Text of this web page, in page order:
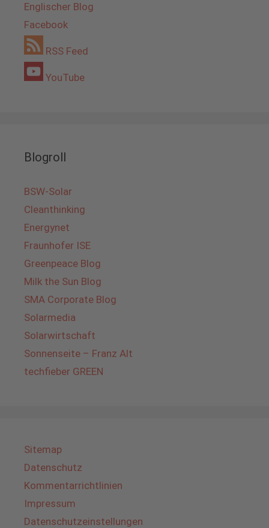
Englischer Blog
Facebook
RSS Feed
YouTube
Blogroll
BSW-Solar
Cleanthinking
Energynet
Fraunhofer ISE
Greenpeace Blog
Milk the Sun Blog
SMA Corporate Blog
Solarmedia
Solarwirtschaft
Sonnenseite – Franz Alt
techfieber GREEN
Sitemap
Datenschutz
Kommentarrichtlinien
Impressum
Datenschutzeinstellungen